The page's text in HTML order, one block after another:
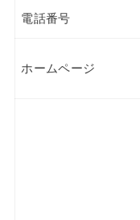
電話番号
ホームページ